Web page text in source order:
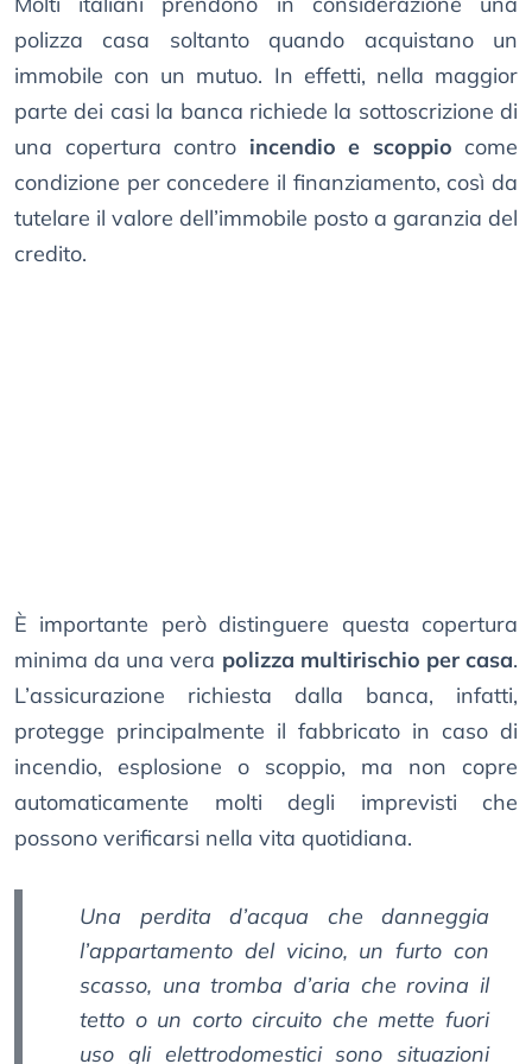
polizza casa soltanto quando acquistano un
immobile con un mutuo. In effetti, nella maggior
parte dei casi la banca richiede la sottoscrizione di
una copertura contro incendio e scoppio come
condizione per concedere il finanziamento, così da
tutelare il valore dell’immobile posto a garanzia del
credito.
È importante però distinguere questa copertura
minima da una vera polizza multirischio per casa.
L’assicurazione richiesta dalla banca, infatti,
protegge principalmente il fabbricato in caso di
incendio, esplosione o scoppio, ma non copre
automaticamente molti degli imprevisti che
possono verificarsi nella vita quotidiana.
Una perdita d’acqua che danneggia
l’appartamento del vicino, un furto con
scasso, una tromba d’aria che rovina il
tetto o un corto circuito che mette fuori
uso gli elettrodomestici sono situazioni